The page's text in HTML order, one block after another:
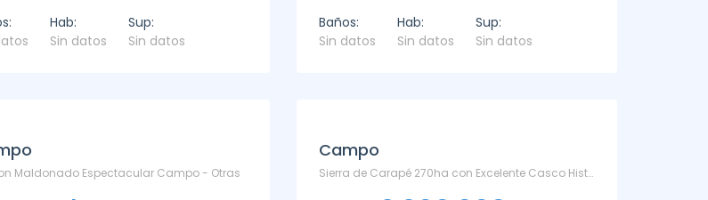
Hab:
Sin datos
Sup:
Sin datos
Baños:
Sin datos
Hab:
Sin datos
Sup:
Sin datos
Maldonado Espectacular Campo - Otras
Campo
Sierra de Carapé 270ha con Excelente Casco Histórico - Maldonado